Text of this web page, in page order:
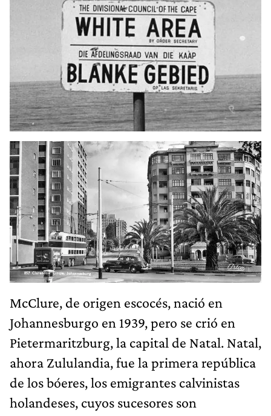
McClure, de origen escocés, nació en
Johannesburgo en 1939, pero se crió en
Pietermaritzburg, la capital de Natal. Natal,
ahora Zululandia, fue la primera república
de los bóeres, los emigrantes calvinistas
holandeses, cuyos sucesores son